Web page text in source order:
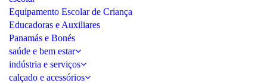
Equipamento Escolar de Criança
Educadoras e Auxiliares
Panamás e Bonés
saúde e bem estar
indústria e serviços
calçado e acessórios